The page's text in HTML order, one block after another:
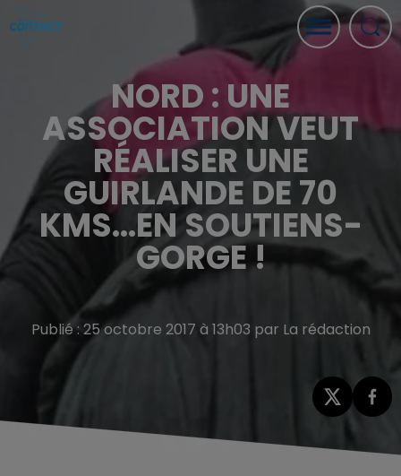
NORD : UNE
ASSOCIATION VEUT
RÉALISER UNE
GUIRLANDE DE 70
KMS...EN SOUTIENS-
GORGE !
Publié : 25 octobre 2017 à 13h03 par La rédaction